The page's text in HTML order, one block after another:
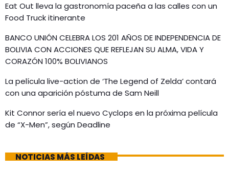
Eat Out lleva la gastronomía paceña a las calles con un
Food Truck itinerante
BANCO UNIÓN CELEBRA LOS 201 AÑOS DE INDEPENDENCIA DE
BOLIVIA CON ACCIONES QUE REFLEJAN SU ALMA, VIDA Y
CORAZÓN 100% BOLIVIANOS
La película live-action de ‘The Legend of Zelda’ contará
con una aparición póstuma de Sam Neill
Kit Connor sería el nuevo Cyclops en la próxima película
de “X-Men”, según Deadline
NOTICIAS MÁS LEÍDAS